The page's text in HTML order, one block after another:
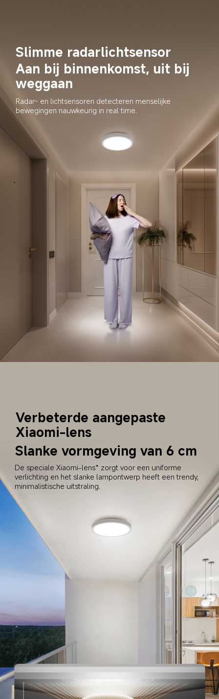
Slimme radarlichtsensor
Aan bij binnenkomst, uit bij
weggaan
Radar- en lichtsensoren detecteren menselijke
bewegingen nauwkeurig in real time.
Verbeterde aangepaste
Xiaomi-lens
Slanke vormgeving van 6 cm
De speciale Xiaomi-lens* zorgt voor een uniforme
verlichting en het slanke lampontwerp heeft een trendy,
minimalistische uitstraling.